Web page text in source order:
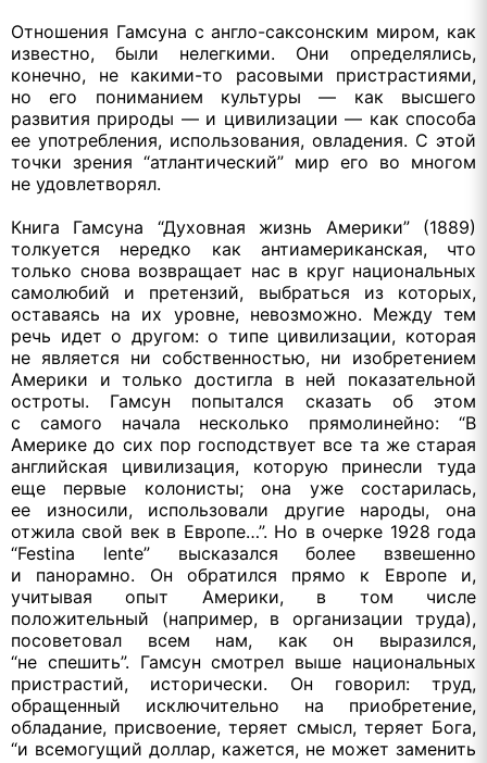
Отношения Гамсуна с англо-саксонским миром, как
известно, были нелегкими. Они определялись,
конечно, не какими-то расовыми пристрастиями,
но его пониманием культуры — как высшего
развития природы — и цивилизации — как способа
ее употребления, использования, овладения. С этой
точки зрения “атлантический” мир его во многом
не удовлетворял.
Книга Гамсуна “Духовная жизнь Америки” (1889)
толкуется нередко как антиамериканская, что
только снова возвращает нас в кругнациональных
самолюбий и претензий, выбраться из которых,
оставаясь на их уровне,невозможно. Между тем
речь идето другом: о типецивилизации, которая
не является ни собственностью, ни изобретением
Америки и только достигла в ней показательной
остроты. Гамсун попытался сказать об этом
с самого начала несколько прямолинейно: “В
Америкедо сих пор господствует все та жестарая
английская цивилизация, которую принесли туда
еще первые колонисты; она уже состарилась,
ее износили,использовали другие народы, она
отжила свой век в Европе…”. Но в очерке 1928 года
“Festina lente” высказался более взвешенно
и панорамно.
Он обратился прямо к Европеи,
учитывая опыт Америки, в том числе
положительный (например, в организации труда),
посоветовал всем нам, какон выразился,
“не спешить”. Гамсун смотрел выше национальных
пристрастий, исторически. Он говорил:труд,
обращенный исключительно на приобретение,
обладание, присвоение, теряет смысл, теряет Бога,
“и всемогущий доллар, кажется, не может заменить